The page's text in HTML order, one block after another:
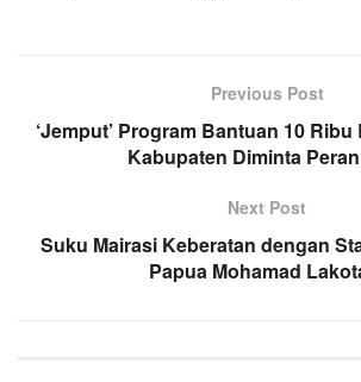
Previous Post
‘Jemput’ Program Bantuan 10
Kabupaten Diminta
Next Post
Suku Mairasi Keberatan dengan
Papua Mohamad